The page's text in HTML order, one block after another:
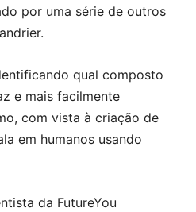
por uma série de outros
qual composto
e mais facilmente
com vista à criação de
em humanos usando
da FutureYou